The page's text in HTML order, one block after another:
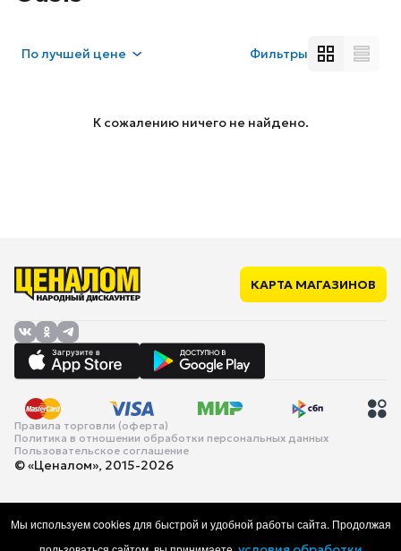
Получшей цене Фильтры
К сожалению ничего не найдено.
КАРТА МАГАЗИНОВ
Правила торговли (оферта)
Политика в отношении обработки персональных данных
Пользовательское соглашение
© «Ценалом», 2015-2026
Мы используем cookies для быстрой и удобной работы сайта. Продолжая